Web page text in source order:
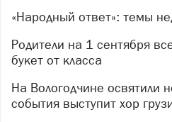
«Народный ответ»: темы
Родители на 1 сентября все чаще выбирают один
букет от класса
На Вологодчине освятили новый храм: в честь
события выступит хор